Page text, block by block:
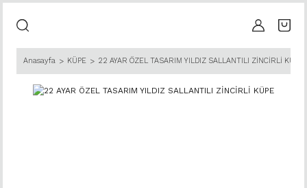
Anasayfa KÜPE 22 AYAR ÖZEL TASARIM YILDIZ SALLANTILI ZİNCİRLİ KÜPE